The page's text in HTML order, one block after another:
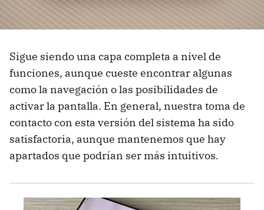
Sigue siendo una capa completa a nivel de
funciones, aunque cueste encontrar algunas
como la navegación o las posibilidades de
activar la pantalla. En general, nuestra toma de
contacto con esta versión del sistema ha sido
satisfactoria, aunque mantenemos que hay
apartados que podrían ser más intuitivos.